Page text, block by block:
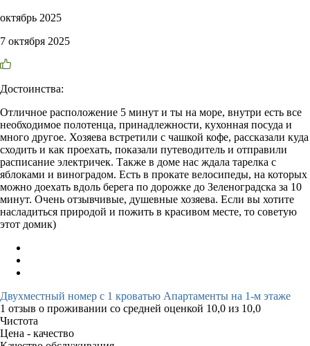
октябрь 2025
7 октября 2025
Достоинства:
Отличное расположение 5 минут и ты на море, внутри есть все
необходимое полотенца, принадлежности, кухонная посуда и
много другое. Хозяева встретили с чашкой кофе, рассказали куда
сходить и как проехать, показали путеводитель и отправили
расписание электричек. Также в доме нас ждала тарелка с
яблоками и виноградом. Есть в прокате велосипеды, на которых
можно доехать вдоль берега по дорожке до Зеленоградска за 10
минут. Очень отзывчивые, душевные хозяева. Если вы хотите
насладиться природой и пожить в красивом месте, то советую
этот домик)
Двухместный номер с 1 кроватью Апартаменты на 1-м этаже
1 отзыв о проживании со средней оценкой 10,0 из 10,0
Чистота
Цена - качество